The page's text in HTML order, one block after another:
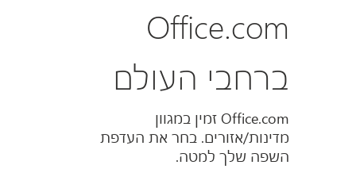
Office.com
ברחבי העולם
Office.com זמין במגוון
מדינות/אזורים. בחר את העדפת
השפה שלך למטה.